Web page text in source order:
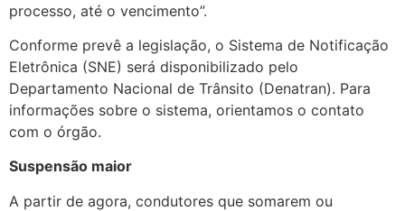
processo, até o vencimento”.
Conforme prevê a legislação, o Sistema de Notificação
Eletrônica (SNE) será disponibilizado pelo
Departamento Nacional de Trânsito (Denatran). Para
informações sobre o sistema, orientamos o contato
com o órgão.
Suspensão maior
A partir de agora, condutores que somarem ou